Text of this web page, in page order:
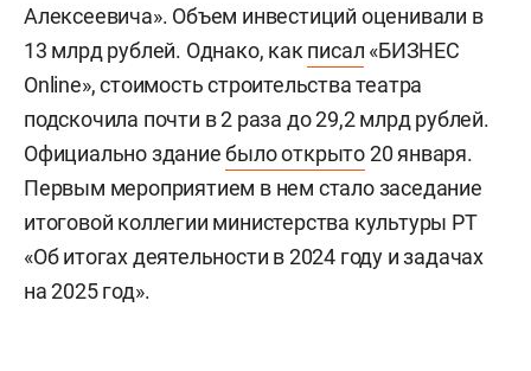
Алексеевича». Объем инвестиций оценивали в
13 млрд рублей. Однако, как писал «БИЗНЕС
Online», стоимость строительства театра
подскочила почти в 2 раза до 29,2 млрд рублей.
Официально зданиебыло открыто20 января.
Первым мероприятием в нем стало заседание
итоговой коллегии министерства культуры РТ
«Об итогах деятельности в 2024 году и задачах
на 2025 год».